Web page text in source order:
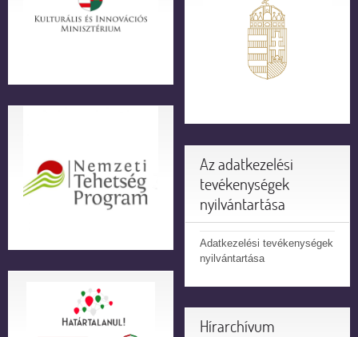
Az adatkezelési
tevékenységek
nyilvántartása
Adatkezelési tevékenységek
nyilvántartása
Hírarchívum